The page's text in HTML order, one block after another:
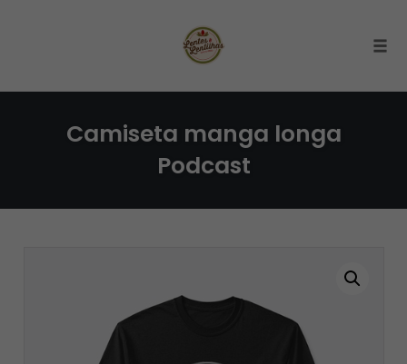
Camiseta manga longa
Podcast